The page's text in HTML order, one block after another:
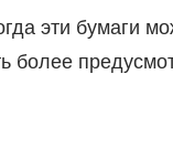
эти бумаги
более